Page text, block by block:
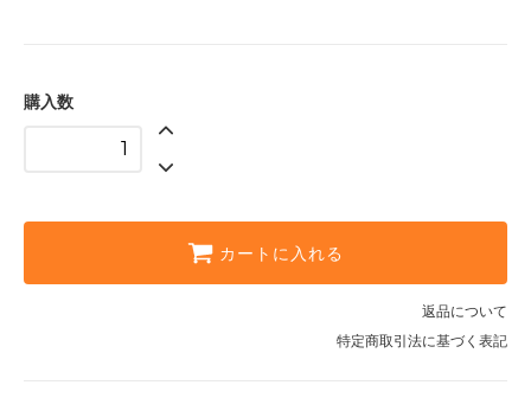
購入数
カートに入れる
返品について
特定商取引法に基づく表記